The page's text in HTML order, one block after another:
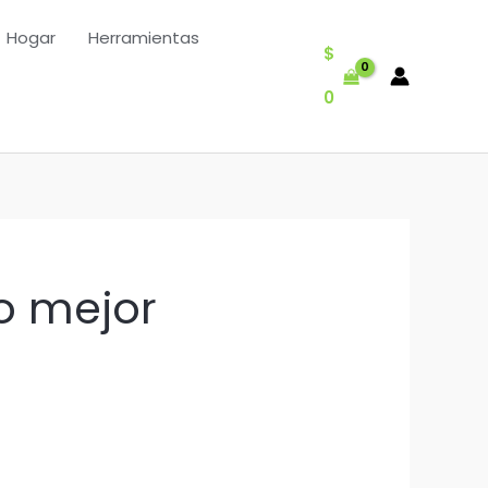
Hogar Herramientas
$
0
mejor